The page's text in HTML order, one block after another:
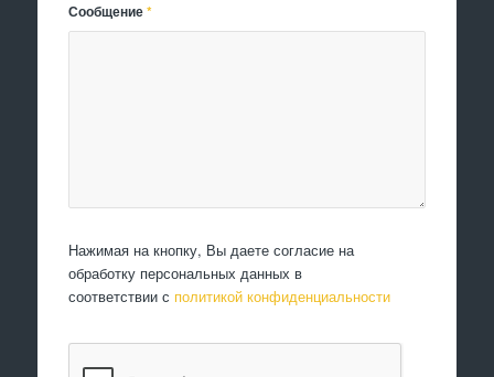
Сообщение*
Нажимая на кнопку, Вы даете согласие на
обработку персональных данных в
соответствии с политикой конфиденциальности